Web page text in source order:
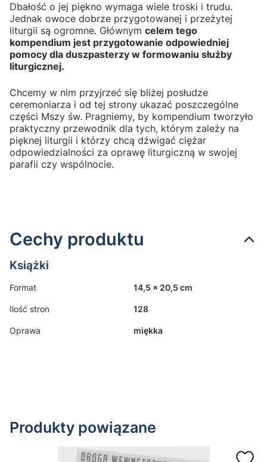
Dbałość o jej piękno wymaga wiele troski i trudu.
Jednak owoce dobrze przygotowanej i przeżytej
liturgii są ogromne. Głównym celem tego
kompendium jest przygotowanie odpowiedniej
pomocy dla duszpasterzy w formowaniu służby
liturgicznej.
Chcemy w nim przyjrzeć się bliżej posłudze
ceremoniarza i od tej strony ukazać poszczególne
części Mszy św. Pragniemy, by kompendium tworzyło
praktyczny przewodnik dla tych, którym zależy na
pięknej liturgii i którzy chcą dźwigać ciężar
odpowiedzialności za oprawę liturgiczną w swojej
parafii czy wspólnocie.
Cechy produktu
Książki
Format 14,5 x 20,5 cm
Ilość stron 128
Oprawa miękka
Produkty powiązane